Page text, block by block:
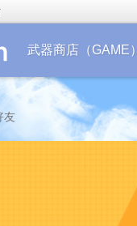
武器商店（GAME）
友